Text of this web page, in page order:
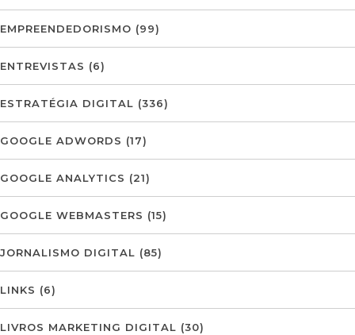
EMPREENDEDORISMO (99)
ENTREVISTAS (6)
ESTRATÉGIA DIGITAL (336)
GOOGLE ADWORDS (17)
GOOGLE ANALYTICS (21)
GOOGLE WEBMASTERS (15)
JORNALISMO DIGITAL (85)
LINKS (6)
LIVROS MARKETING DIGITAL (30)